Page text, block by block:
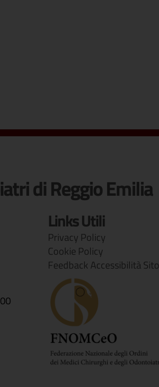
di Reggio Emilia
Links Utili
Privacy Policy
Cookie Policy
Feedback Accessibilità Sito